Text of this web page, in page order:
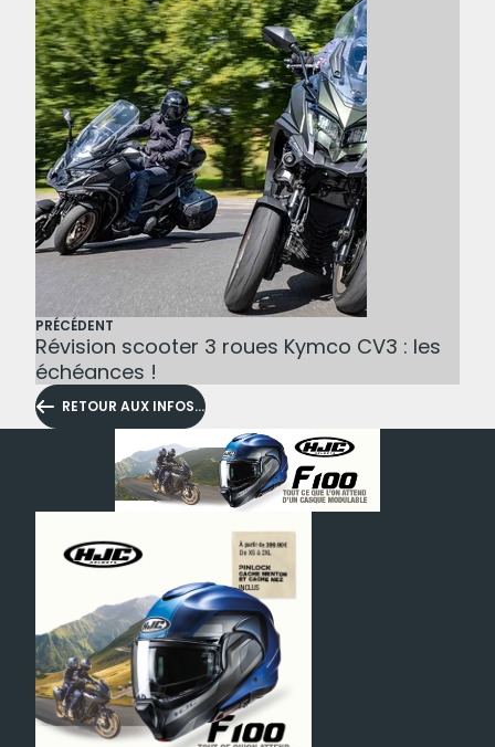
PRÉCÉDENT
Révision scooter 3 roues Kymco CV3 : les
échéances !
RETOUR AUX INFOS...